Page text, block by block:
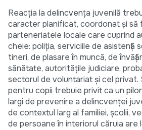
Reacţia la delincvenţa juvenilă
caracter planificat, coordonat şi să
parteneriatele locale care cuprind
cheie: poliţia, serviciile de asistenţă
tineri, de plasare în muncă, de
sănătate, autorităţile judiciare,
sectorul de voluntariat şi cel privat.
pentru copii trebuie privit ca un
largi de prevenire a delincvenţei
de contextul larg al familiei, şcolii,
de persoane în interiorul căruia